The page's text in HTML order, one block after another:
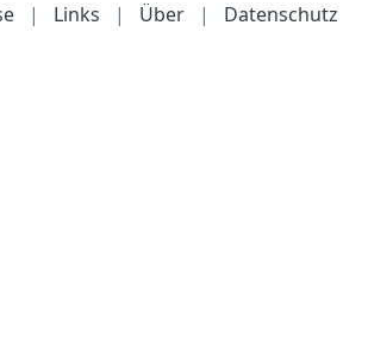
| Links | Über | Datenschutz